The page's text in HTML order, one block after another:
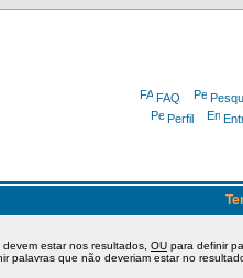
FAQ
Perfil
estar nos resultados, OU para definir
palavras que não deveriam estar no